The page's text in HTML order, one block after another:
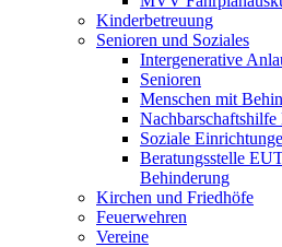
Kinderbetreuung
Senioren und Soziales
Intergenerative
Senioren
Menschen mit
Soziale
Beratungsstelle
Behinderung
Kirchen und Friedhöfe
Feuerwehren
Vereine